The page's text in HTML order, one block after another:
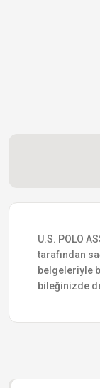
U.S. POLO
tarafından
belgeleriyle
bileğinizde